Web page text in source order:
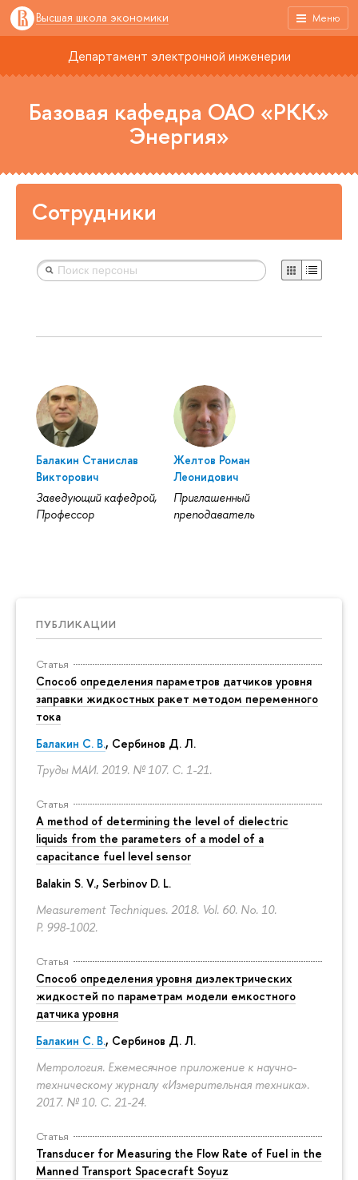
Меню
Высшая школа экономики
ПУБЛИКАЦИИ
Статья
Способ определения параметров датчиков уровня
заправки жидкостных ракет методом переменного
тока
Балакин С. В., Сербинов Д. Л.
Труды МАИ. 2019. № 107. С. 1-21.
Статья
A method of determining the level of dielectric
liquids from the parameters of a model of a
capacitance fuel level sensor
Balakin S. V., Serbinov D. L.
Measurement Techniques. 2018. Vol. 60. No. 10.
P. 998-1002.
Статья
Способ определения уровня диэлектрических
жидкостей по параметрам модели емкостного
датчика уровня
Балакин С. В., Сербинов Д. Л.
Метрология. Ежемесячное приложение к научно-
техническому журналу «Измерительная техника».
2017. № 10. С. 21-24.
Статья
Transducer for Measuring the Flow Rate of Fuel in the
Manned Transport Spacecraft Soyuz
Департамент электронной инженерии
Базовая кафедра ОАО «РКК»
Энергия»
Сотрудники
Балакин Станислав
Викторович
Заведующий кафедрой,
Профессор
Желтов Роман
Леонидович
Приглашенный
преподаватель